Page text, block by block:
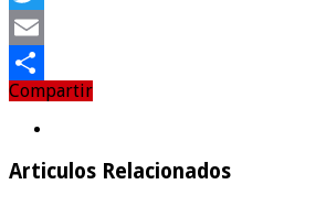
Twitter
Email
Compartir
Compartir
Articulos Relacionados